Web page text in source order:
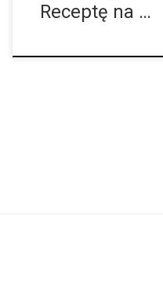
Receptę na …